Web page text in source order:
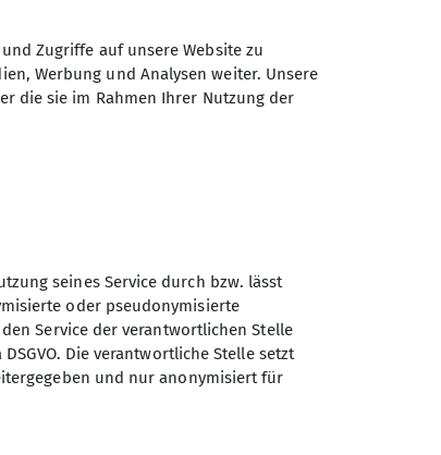
Sektion Allgäu-Immenstadt
des Deutschen Alpenvereins
e.V.
Hochstraße 12
Zugriffe auf unsere Website zu
Werbung und Analysen weiter. Unsere
die sie im Rahmen Ihrer Nutzung der
seines Service durch bzw. lässt
oder pseudonymisierte
Service der verantwortlichen Stelle
Die verantwortliche Stelle setzt
und nur anonymisiert für